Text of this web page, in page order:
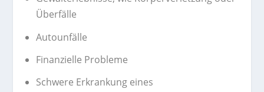
Überfälle
Autounfälle
Finanzielle Probleme
Schwere Erkrankung eines